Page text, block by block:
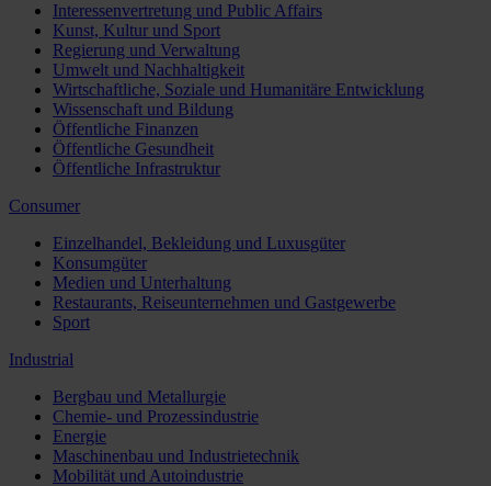
Interessenvertretung und Public Affairs
Kunst, Kultur und Sport
Regierung und Verwaltung
Umwelt und Nachhaltigkeit
Wirtschaftliche, Soziale und Humanitäre Entwicklung
Wissenschaft und Bildung
Öffentliche Finanzen
Öffentliche Gesundheit
Öffentliche Infrastruktur
Consumer
Einzelhandel, Bekleidung und Luxusgüter
Konsumgüter
Medien und Unterhaltung
Restaurants, Reiseunternehmen und Gastgewerbe
Sport
Industrial
Bergbau und Metallurgie
Chemie- und Prozessindustrie
Energie
Maschinenbau und Industrietechnik
Mobilität und Autoindustrie